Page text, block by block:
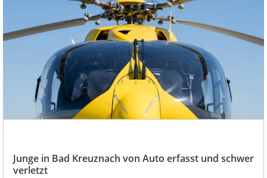
Junge in Bad Kreuznach von Auto erfasst und schwer
verletzt